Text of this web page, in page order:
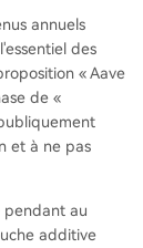
annuels
des
« Aave
de «
et à ne pas
pendant au
additive